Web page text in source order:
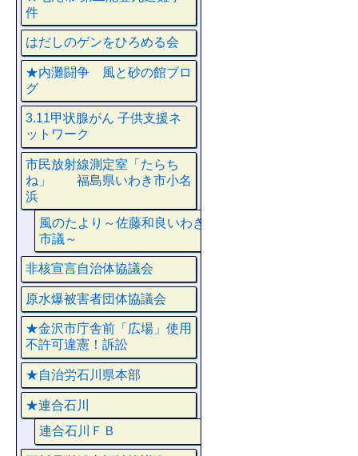
件
はだしのゲンをひろめる会
★内灘闘争 風と砂の館ブロ
グ
3.11甲状腺がん 子供支援ネ
ットワーク
市民放射線測定室「たらち
ね」 福島県いわき市小名
浜
風のたより～佐藤和良いわき
市議～
非核宣言自治体協議会
原水爆被害者団体協議会
★金沢市庁舎前「広場」使用
不許可違憲！訴訟
★自治労石川県本部
★連合石川
連合石川ＦＢ